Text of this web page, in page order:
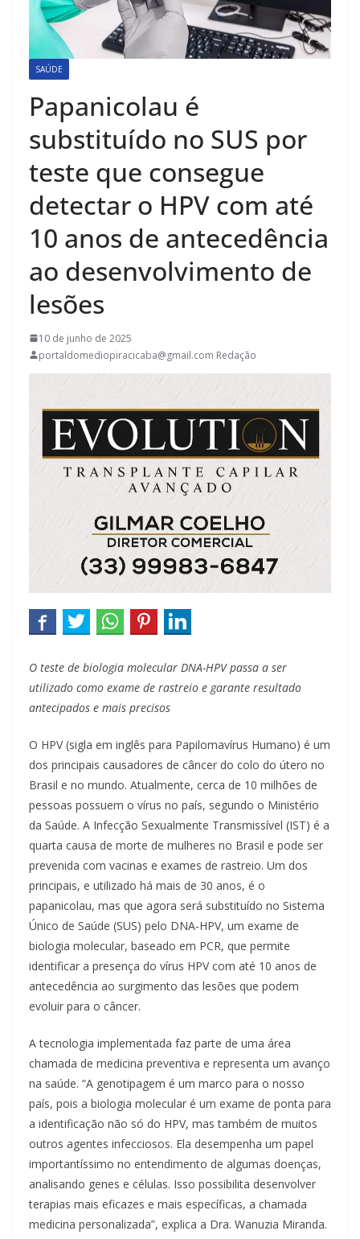
SAÚDE
Papanicolau é
substituído no SUS por
teste que consegue
detectar o HPV com até
10 anos de antecedência
ao desenvolvimento de
lesões
10 de junho de 2025
portaldomediopiracicaba@gmail.com Redação
O teste de biologia molecular DNA-HPV passa a ser
utilizado como exame de rastreio e garante resultado
antecipados e mais precisos
O HPV (sigla em inglês para Papilomavírus Humano) é um
dos principais causadores de câncer do colo do útero no
Brasil e no mundo. Atualmente, cerca de 10 milhões de
pessoas possuem o vírus no país, segundo o Ministério
da Saúde. A Infecção Sexualmente Transmissível (IST) é a
quarta causa de morte de mulheres no Brasil e pode ser
prevenida com vacinas e exames de rastreio. Um dos
principais, e utilizado há mais de 30 anos, é o
papanicolau, mas que agora será substituído no Sistema
Único de Saúde (SUS) pelo DNA-HPV, um exame de
biologia molecular, baseado em PCR, que permite
identificar a presença do vírus HPV com até 10 anos de
antecedência ao surgimento das lesões que podem
evoluir para o câncer.
A tecnologia implementada faz parte de uma área
chamada de medicina preventiva e representa um avanço
na saúde. “A genotipagem é um marco para o nosso
país, pois a biologia molecular é um exame de ponta para
a identificação não só do HPV, mas também de muitos
outros agentes infecciosos. Ela desempenha um papel
importantíssimo no entendimento de algumas doenças,
analisando genes e células. Isso possibilita desenvolver
terapias mais eficazes e mais específicas, a chamada
medicina personalizada”, explica a Dra. Wanuzia Miranda.